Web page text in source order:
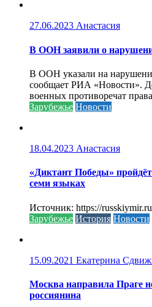
27.06.2023 Анастасия
В ООН заявили о
В ООН указали на
сообщает РИА «Новости».
военных противоречат
Зарубежье Новости
18.04.2023 Анастасия
«Диктант Победы»
семи языках
Источник: https://
Зарубежье История Новости
15.09.2021 Екатерина
Москва направила Праге
россиянина